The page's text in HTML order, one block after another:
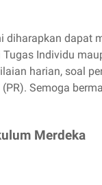
dapat
Individu
harian, soal
Semoga
Merdeka